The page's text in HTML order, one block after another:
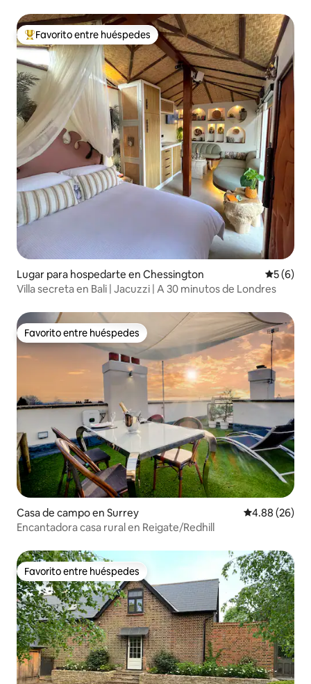
De los mejores en Favorito entre huéspedes
Favorito entre huéspedes
Lugar para hospedarte en Chessington
5 (6)
Villa secreta en Bali | Jacuzzi | A 30 minutos de Londres
Favorito entre huéspedes
Favorito entre huéspedes
Casa de campo en Surrey Calificación
4.88 (26)
Encantadora casa rural en Reigate/Redhill
Favorito entre huéspedes
Favorito entre huéspedes